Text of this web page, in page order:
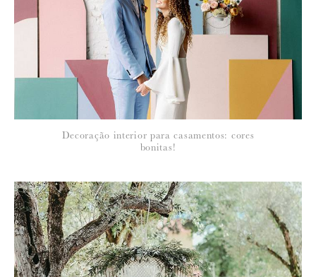
Para saber como tratamos e protegemos os seus dados, leia a nossa
política de privacidade
Decoração interior para casamentos: cores
bonitas!